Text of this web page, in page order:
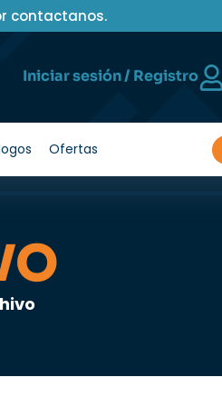
contactanos.
Iniciar sesión / Registro
Ofertas